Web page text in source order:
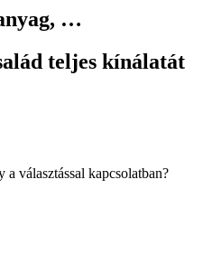
…
teljes kínálatát
a választással kapcsolatban?